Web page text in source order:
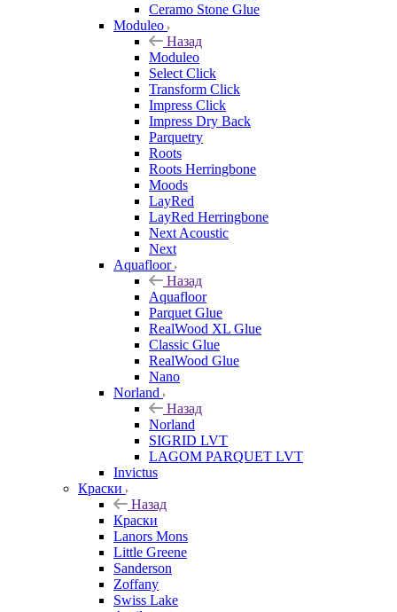
Ceramo Stone Glue
Moduleo
Назад
Moduleo
Select Click
Transform Click
Impress Click
Impress Dry Back
Parquetry
Roots
Roots Herringbone
Moods
LayRed
LayRed Herringbone
Next Acoustic
Next
Aquafloor
Назад
Aquafloor
Parquet Glue
RealWood XL Glue
Classic Glue
RealWood Glue
Nano
Norland
Назад
Norland
SIGRID LVT
LAGOM PARQUET LVT
Invictus
Краски
Назад
Краски
Lanors Mons
Little Greene
Sanderson
Zoffany
Swiss Lake